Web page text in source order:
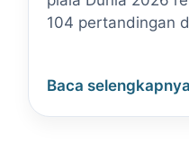
104 pertandingan
Baca